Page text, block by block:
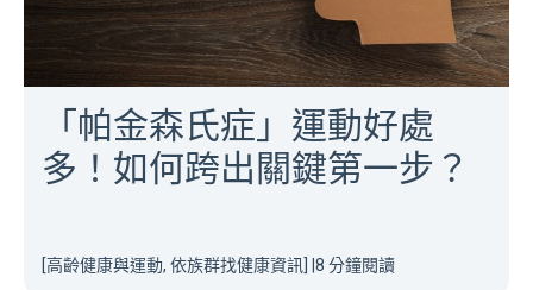
「帕金森氏症」運動好處
多！如何跨出關鍵第一步？
[高齡健康與運動, 依族群找健康資訊] 8 分鐘閱讀